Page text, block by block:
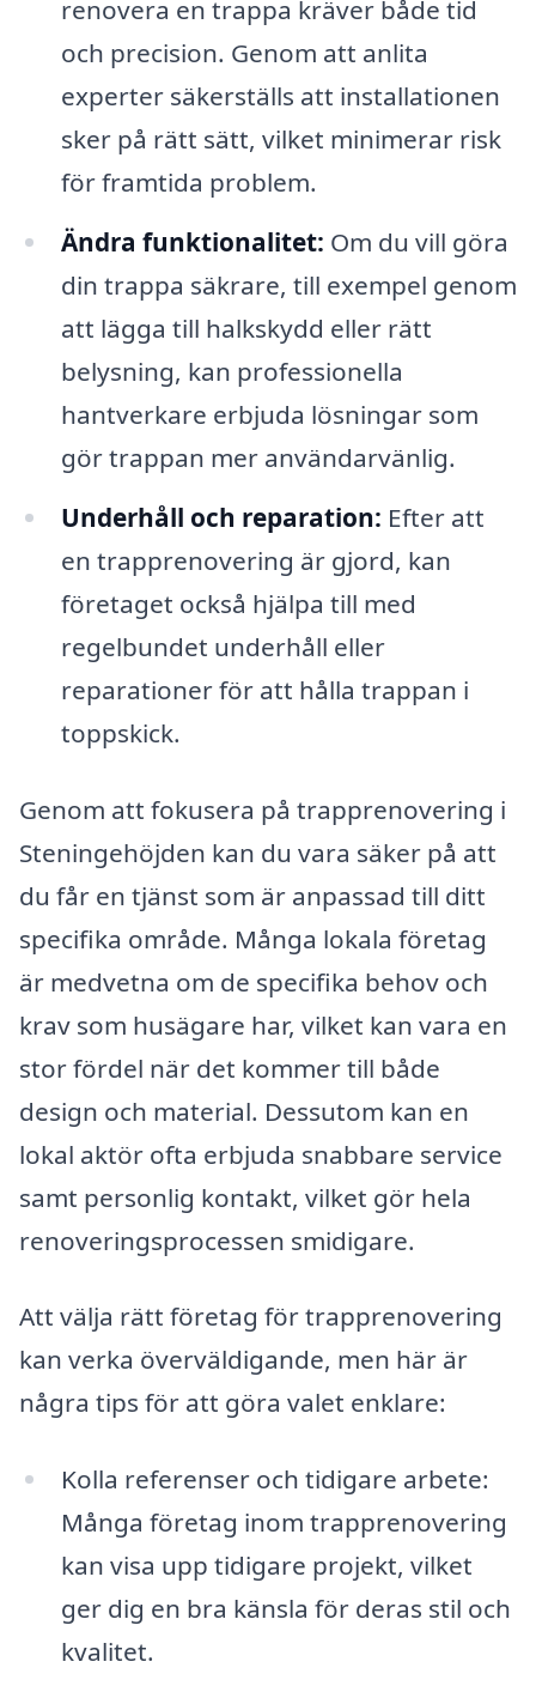
renovera en trappa kräver både tid
och precision. Genom att anlita
experter säkerställs att installationen
sker på rätt sätt, vilket minimerar risk
för framtida problem.
Ändra funktionalitet: Om du vill göra
din trappa säkrare, till exempel genom
att lägga till halkskydd eller rätt
belysning, kan professionella
hantverkare erbjuda lösningar som
gör trappan mer användarvänlig.
Underhåll och reparation: Efter att
en trapprenovering är gjord, kan
företaget också hjälpa till med
regelbundet underhåll eller
reparationer för att hålla trappan i
toppskick.
Genom att fokusera på trapprenovering i
Steningehöjden kan du vara säker på att
du får en tjänst som är anpassad till ditt
specifika område. Många lokala företag
är medvetna om de specifika behov och
krav som husägare har, vilket kan vara en
stor fördel när det kommer till både
design och material. Dessutom kan en
lokal aktör ofta erbjuda snabbare service
samt personlig kontakt, vilket gör hela
renoveringsprocessen smidigare.
Att välja rätt företag för trapprenovering
kan verka överväldigande, men här är
några tips för att göra valet enklare:
Kolla referenser och tidigare arbete:
Många företag inom trapprenovering
kan visa upp tidigare projekt, vilket
ger dig en bra känsla för deras stil och
kvalitet.